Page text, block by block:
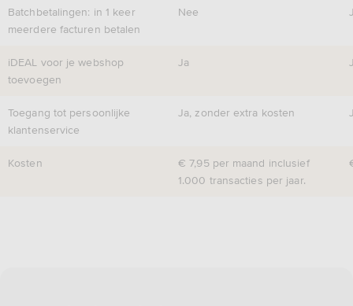
Batchbetalingen: in 1 keer
meerdere facturen betalen
Nee
iDEAL voor je webshop
toevoegen
Ja
Toegang tot persoonlijke
klantenservice
Ja, zonder extra kosten
Kosten
€ 7,95 per maand inclusief
1.000 transacties per jaar.